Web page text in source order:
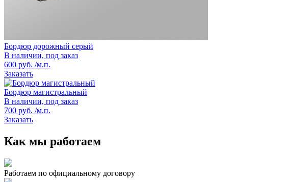
Бордюр дорожный серый
В наличии, под заказ
600 руб. /м.п.
Заказать
Бордюр магистральный
В наличии, под заказ
700 руб. /м.п.
Заказать
Как мы работаем
Работаем по официальному договору